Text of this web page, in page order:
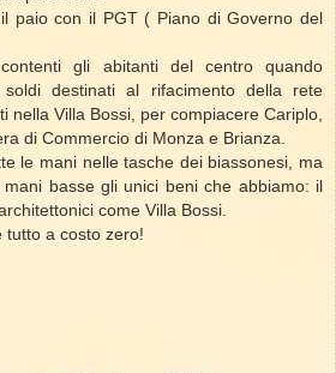
paio con il PGT ( Piano di Governo del
gli abitanti del centro quando
destinati al rifacimento della rete
nella Villa Bossi, per compiacere Cariplo,
di Commercio di Monza e Brianza.
le mani nelle tasche dei biassonesi, ma
basse gli unici beni che abbiamo: il
come Villa Bossi.
tutto a costo zero!